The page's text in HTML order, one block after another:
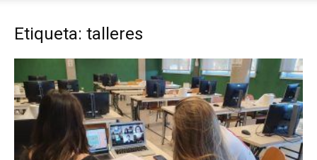
CEU
Etiqueta: talleres